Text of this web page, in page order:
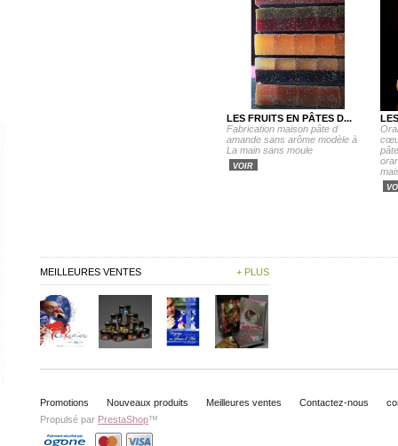
LES FRUITS EN PÂTES D...
Fabrication maison pâte d
amande sans arôme modèle à
La main sans moule
VOIR
MEILLEURES VENTES + PLUS
Promotions Nouveaux produits Meilleures ventes Contactez-nous
Propulsé par PrestaShop™